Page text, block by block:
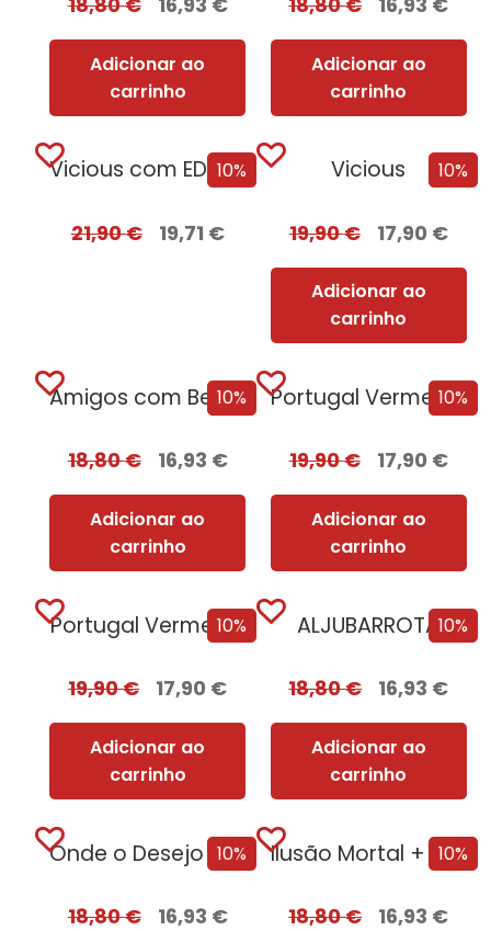
Adicionar ao
carrinho
Adicionar ao
carrinho
10%
Vicious com EDGES
21,90€ 19,71 €
10%
Vicious
19,90€ 17,90 €
Adicionar ao
carrinho
10%
Amigos com Benefícios
18,80€ 16,93 €
Adicionar ao
carrinho
10%
Portugal Vermelho + Oferta Leonor de Aquitânia
19,90€ 17,90 €
Adicionar ao
carrinho
10%
Portugal Vermelho
19,90€ 17,90 €
Adicionar ao
carrinho
10%
ALJUBARROTA
18,80€ 16,93 €
Adicionar ao
carrinho
10%
Onde o Desejo se Esconde [Nova Edição]
18,80€ 16,93 €
10%
Ilusão Mortal + Oferta Tentação
18,80€ 16,93 €